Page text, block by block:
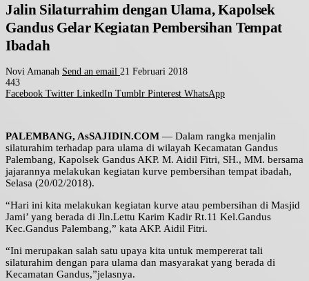
Jalin Silaturrahim dengan Ulama, Kapolsek
Gandus Gelar Kegiatan Pembersihan Tempat
Ibadah
Novi Amanah Send an email 21 Februari 2018
443
Facebook Twitter LinkedIn Tumblr Pinterest WhatsApp
PALEMBANG, AsSAJIDIN.COM — Dalam rangka menjalin
silaturahim terhadap para ulama di wilayah Kecamatan Gandus
Palembang, Kapolsek Gandus AKP. M. Aidil Fitri, SH., MM. bersama
jajarannya melakukan kegiatan kurve pembersihan tempat ibadah,
Selasa (20/02/2018).
“Hari ini kita melakukan kegiatan kurve atau pembersihan di Masjid
Jami’ yang berada di Jln.Lettu Karim Kadir Rt.11 Kel.Gandus
Kec.Gandus Palembang,” kata AKP. Aidil Fitri.
“Ini merupakan salah satu upaya kita untuk mempererat tali
silaturahim dengan para ulama dan masyarakat yang berada di
Kecamatan Gandus,”jelasnya.